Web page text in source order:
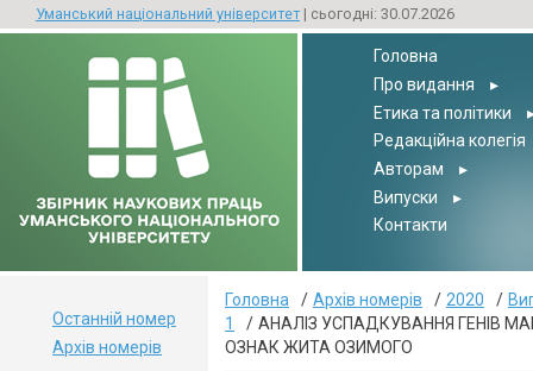
Уманський національний університет| сьогодні: 30.07.2026
Головна
Про видання
▸
Етика та політики
Редакційна колегія
Авторам
▸
Випуски
▸
Контакти
Головна Архів номерів 2020
1
АНАЛІЗ УСПАДКУВАННЯ ГЕНІВ
ОЗНАК ЖИТА ОЗИМОГО
Останній номер
Архів номерів